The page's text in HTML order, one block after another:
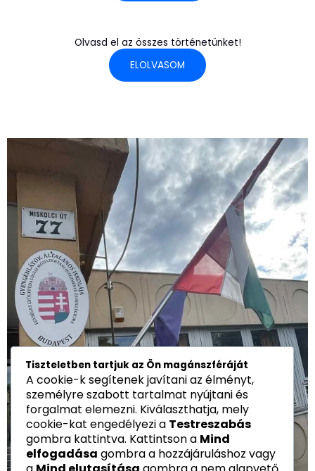
Olvasd el az összes történetünket!
ELOLVASOM
Tiszteletben tartjuk az Ön magánszféráját
A cookie-k segítenek javítani az élményt,
személyre szabott tartalmat nyújtani és
forgalmat elemezni. Kiválaszthatja, mely
cookie-kat engedélyezi a Testreszabás
gombra kattintva. Kattintson a Mind
elfogadása gombra a hozzájáruláshoz vagy